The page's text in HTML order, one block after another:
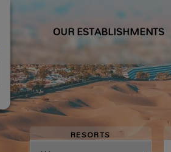
OUR ESTABLISHMENTS
RESORTS